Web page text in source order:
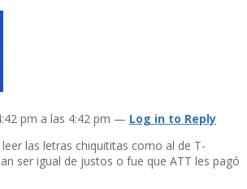
pm a las 4:42 pm — Log in to Reply
las letras chiquititas como al de T-
ser igual de justos o fue que ATT les pagó